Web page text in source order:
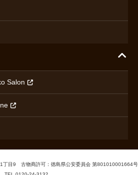
て
および生成AIの利用指針
Salon
丁目9 古物商許可：徳島県公安委員会 第801010001664号